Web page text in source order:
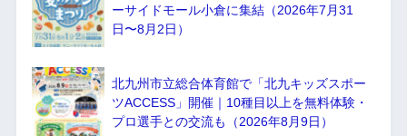
ーサイドモール小倉に集結（2026年7月31
日〜8月2日）
北九州市立総合体育館で「北九キッズスポー
ツACCESS」開催｜10種目以上を無料体験・
プロ選手との交流も（2026年8月9日）